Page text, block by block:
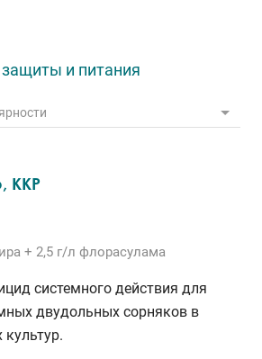
и питания
ККР
+ 2,5 г/л флорасулама
системного действия для
двудольных сорняков в
культур.